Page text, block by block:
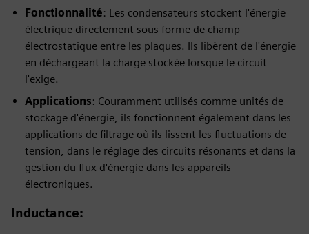
Fonctionnalité: Les condensateurs stockent l'énergie
électrique directement sous forme de champ
électrostatique entre les plaques. Ils libèrent de l'énergie
en déchargeant la charge stockée lorsque le circuit
l'exige.
Applications: Couramment utilisés comme unités de
stockage d'énergie, ils fonctionnent également dans les
applications de filtrage où ils lissent les fluctuations de
tension, dans le réglage des circuits résonants et dans la
gestion du flux d'énergie dans les appareils
électroniques.
Inductance: